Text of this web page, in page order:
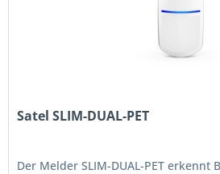
Satel SLIM-DUAL-PET
Der Melder SLIM-DUAL-PET erkennt